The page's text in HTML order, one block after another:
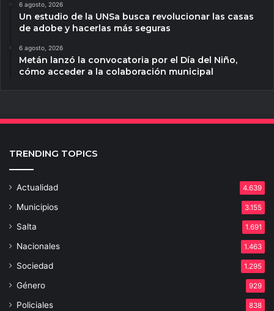
6 agosto, 2026
Un estudio de la UNSa busca revolucionar las casas
de adobe y hacerlas más seguras
6 agosto, 2026
Metán lanzó la convocatoria por el Día del Niño,
cómo acceder a la colaboración municipal
TRENDING TOPICS
Actualidad 4.639
Municipios 3.155
Salta 1.691
Nacionales 1.463
Sociedad 1.295
Género 929
Policiales 838